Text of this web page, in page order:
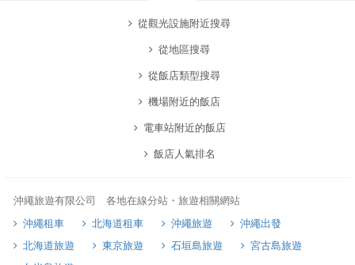
從觀光設施附近搜尋
從地區搜尋
從飯店類型搜尋
機場附近的飯店
電車站附近的飯店
飯店人氣排名
沖繩旅遊有限公司 各地在線分站・旅遊相關網站
沖繩租車
北海道租車 沖繩旅遊
沖繩出發
北海道旅遊
東京旅遊 石垣島旅遊
宮古島旅遊